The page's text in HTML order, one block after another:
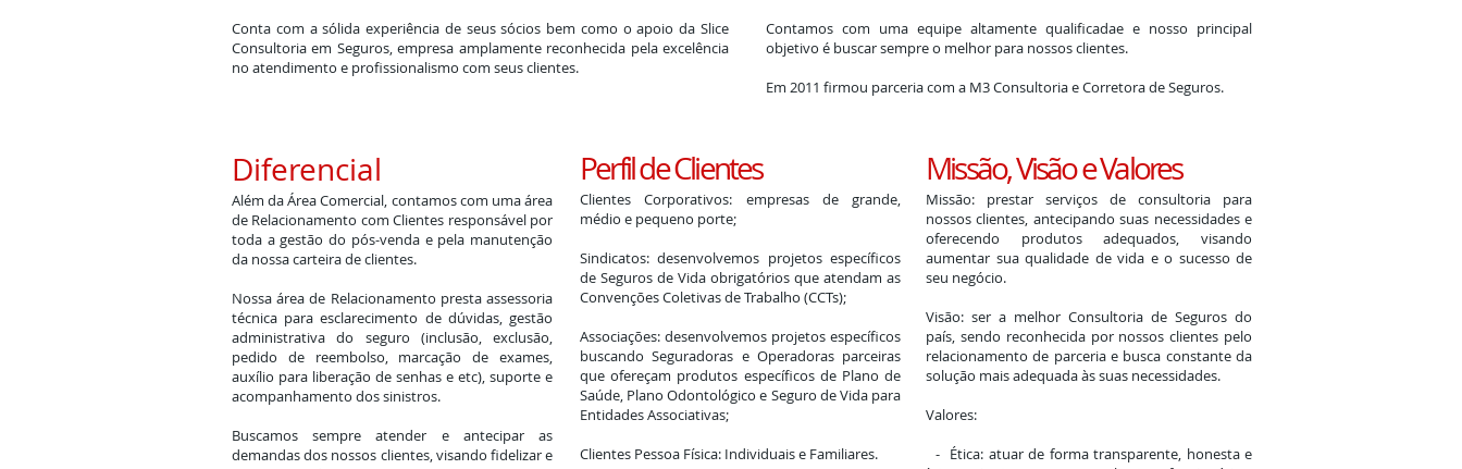
Conta com a sólida experiência de seus sócios bem como o apoio da Slice
Consultoria em Seguros, empresa amplamente reconhecida pela excelência
no atendimento e profissionalismo com seus clientes.
Contamos com uma equipe altamente qualificadae e nosso principal
objetivo é buscar sempre o melhor para nossos clientes.
Em 2011 firmou parceria com a M3 Consultoria e Corretora de Seguros.
Diferencial
Além da Área Comercial, contamos com uma área
de Relacionamento com Clientes responsável por
toda a gestão do pós-venda e pela manutenção
da nossa carteira de clientes.
Nossa área de Relacionamento presta assessoria
técnica para esclarecimento de dúvidas, gestão
administrativa do seguro (inclusão, exclusão,
pedido de reembolso, marcação de exames,
auxílio para liberação de senhas e etc), suporte e
acompanhamento dos sinistros.
Buscamos sempre atender e antecipar as
demandas dos nossos clientes, visando fidelizar e
Perfil de Clientes
Clientes Corporativos: empresas de grande,
médio e pequeno porte;
Sindicatos: desenvolvemos projetos específicos
de Seguros de Vida obrigatórios que atendam as
Convenções Coletivas de Trabalho (CCTs);
Associações: desenvolvemos projetos específicos
buscando Seguradoras e Operadoras parceiras
que ofereçam produtos específicos de Plano de
Saúde, Plano Odontológico e Seguro de Vida para
Entidades Associativas;
Clientes Pessoa Física: Individuais e Familiares.
Missão, Visão e Valores
Missão: prestar serviços de consultoria para
nossos clientes, antecipando suas necessidades e
oferecendo produtos adequados, visando
aumentar sua qualidade de vida e o sucesso de
seu negócio.
Visão: ser a melhor Consultoria de Seguros do
país, sendo reconhecida por nossos clientes pelo
relacionamento de parceria e busca constante da
solução mais adequada às suas necessidades.
Valores:
- Ética: atuar de forma transparente, honesta e